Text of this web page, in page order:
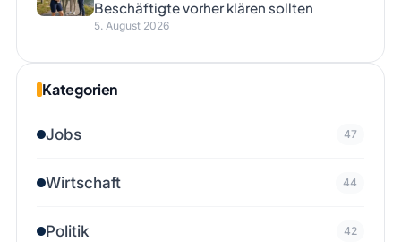
Beschäftigte vorher klären sollten
5. August 2026
Kategorien
Jobs 47
Wirtschaft 44
Politik 42